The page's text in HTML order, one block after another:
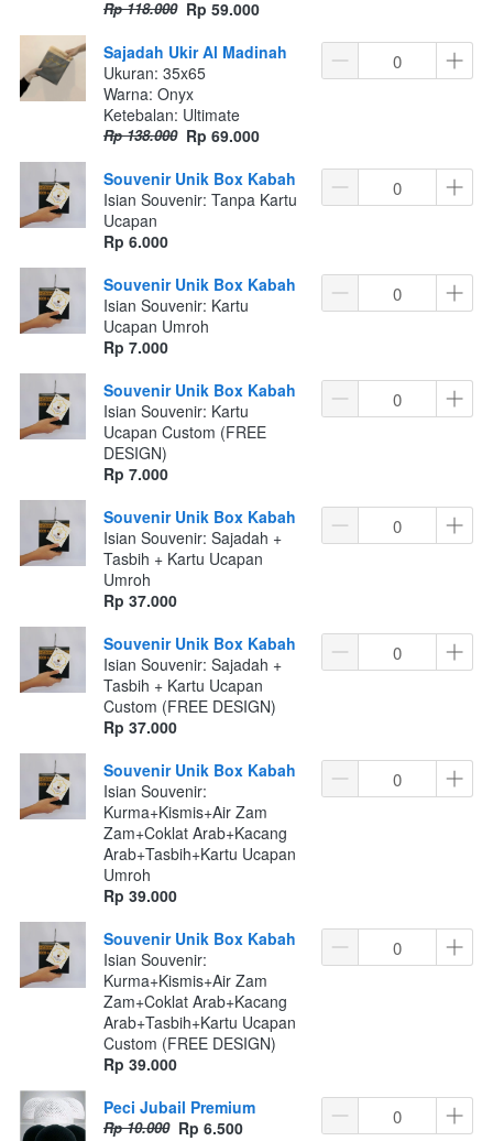
Rp 118.000 Rp 59.000
Sajadah Ukir Al Madinah
Ukuran: 35x65
Warna: Onyx
Ketebalan: Ultimate
Rp 138.000 Rp 69.000
Souvenir Unik Box Kabah
Isian Souvenir: Tanpa Kartu
Ucapan
Rp 6.000
Souvenir Unik Box Kabah
Isian Souvenir: Kartu
Ucapan Umroh
Rp 7.000
Souvenir Unik Box Kabah
Isian Souvenir: Kartu
Ucapan Custom (FREE
DESIGN)
Rp 7.000
Souvenir Unik Box Kabah
Isian Souvenir: Sajadah +
Tasbih + Kartu Ucapan
Umroh
Rp 37.000
Souvenir Unik Box Kabah
Isian Souvenir: Sajadah +
Tasbih + Kartu Ucapan
Custom (FREE DESIGN)
Rp 37.000
Souvenir Unik Box Kabah
Isian Souvenir:
Kurma+Kismis+Air Zam
Zam+Coklat Arab+Kacang
Arab+Tasbih+Kartu Ucapan
Umroh
Rp 39.000
Souvenir Unik Box Kabah
Isian Souvenir:
Kurma+Kismis+Air Zam
Zam+Coklat Arab+Kacang
Arab+Tasbih+Kartu Ucapan
Custom (FREE DESIGN)
Rp 39.000
Peci Jubail Premium
Rp 10.000 Rp 6.500